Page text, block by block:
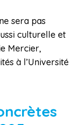
sera pas
culturelle et
Mercier,
à l’Université